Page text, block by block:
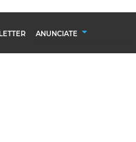
ANUNCIATE